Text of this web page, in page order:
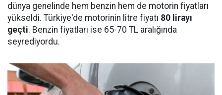
dünya genelinde hem benzin hem de motorin fiyatları
yükseldi. Türkiye'de motorinin litre fiyatı 80 lirayı
geçti. Benzin fiyatları ise 65-70 TL aralığında
seyrediyordu.